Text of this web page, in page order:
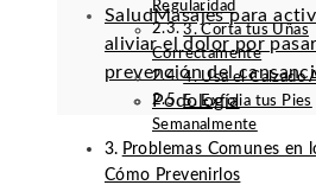
SaludMasajes para
aliviar el dolor por
prevención del
Podología
Regularidad
3. Corta tus Uñas
Correctamente
4. Usa el Calzado
5. Exfolia tus Pies
Semanalmente
Problemas Comunes en
Cómo Prevenirlos